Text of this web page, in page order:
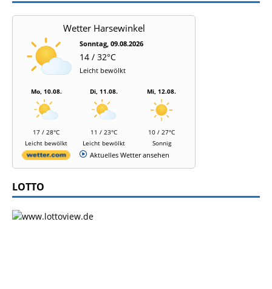
Wetter Harsewinkel
Sonntag, 09.08.2026
14 / 32°C
Leicht bewölkt
Mo, 10.08.
17 / 28°C
Leicht bewölkt
Di, 11.08.
11 / 23°C
Leicht bewölkt
Mi, 12.08.
10 / 27°C
Sonnig
Aktuelles Wetter ansehen
LOTTO